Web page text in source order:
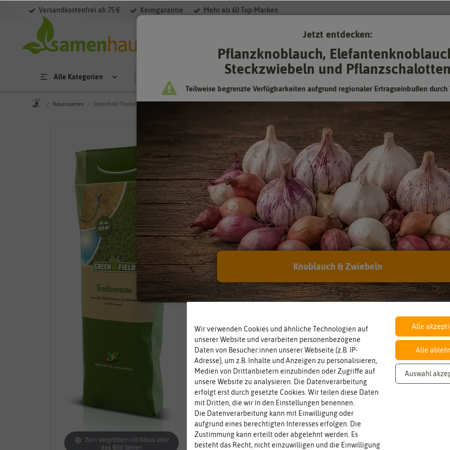
Versandkostenfrei ab 75 € Keimgarantie Mehr als 60 Top-Marken
Alle Kategorien
Rasensamen Greenfield Trockenrasen Mantelsaat Vital (5 kg)
Zum Vergrößern mit Maus über
das Bild fahren
Greenfield Trockenrasen Mantelsaat
Vital (5 kg)
Der Greenfield Trockenrasen ist hitzetolerant,
selbstregenerierend, strapazierfähig und Wassersparend.
Hersteller:
Feldsaaten Freudenberger
Artikelnummer:
62566-ff
EAN:
4011239625663
Inhalt
Wir verwenden Cookies und ähnliche Technologien auf
unserer Website und verarbeiten personenbezogene
Daten von Besucher:innen unserer Webseite (z.B. IP-
Adresse), um z.B. Inhalte und Anzeigen zu personalisieren,
Medien von Drittanbietern einzubinden oder Zugriffe auf
unsere Website zu analysieren. Die Datenverarbeitung
erfolgt erst durch gesetzte Cookies. Wir teilen diese Daten
mit Dritten, die wir in den Einstellungen benennen.
Die Datenverarbeitung kann mit Einwilligung oder
aufgrund eines berechtigten Interesses erfolgen. Die
Zustimmung kann erteilt oder abgelehnt werden. Es
besteht das Recht, nicht einzuwilligen und die Einwilligung
Alle
Alle
Auswahl
Jetzt entdecken:
Pflanzknoblauch,
Steckzwiebeln und Pflanzschalotten
Teilweise begrenzte Verfügbarkeiten aufgrund regionaler Ertragseinbußen durch
Knoblauch & Zwiebeln